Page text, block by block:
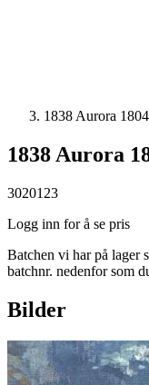
1838 Aurora
1838 Aurora
3020123
Logg inn for å se pris
Batchen vi har på lager
batchnr. nedenfor som
Bilder